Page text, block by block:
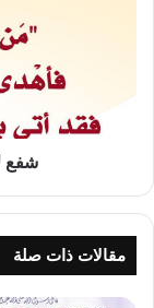
شفع
مقالات ذات صلة